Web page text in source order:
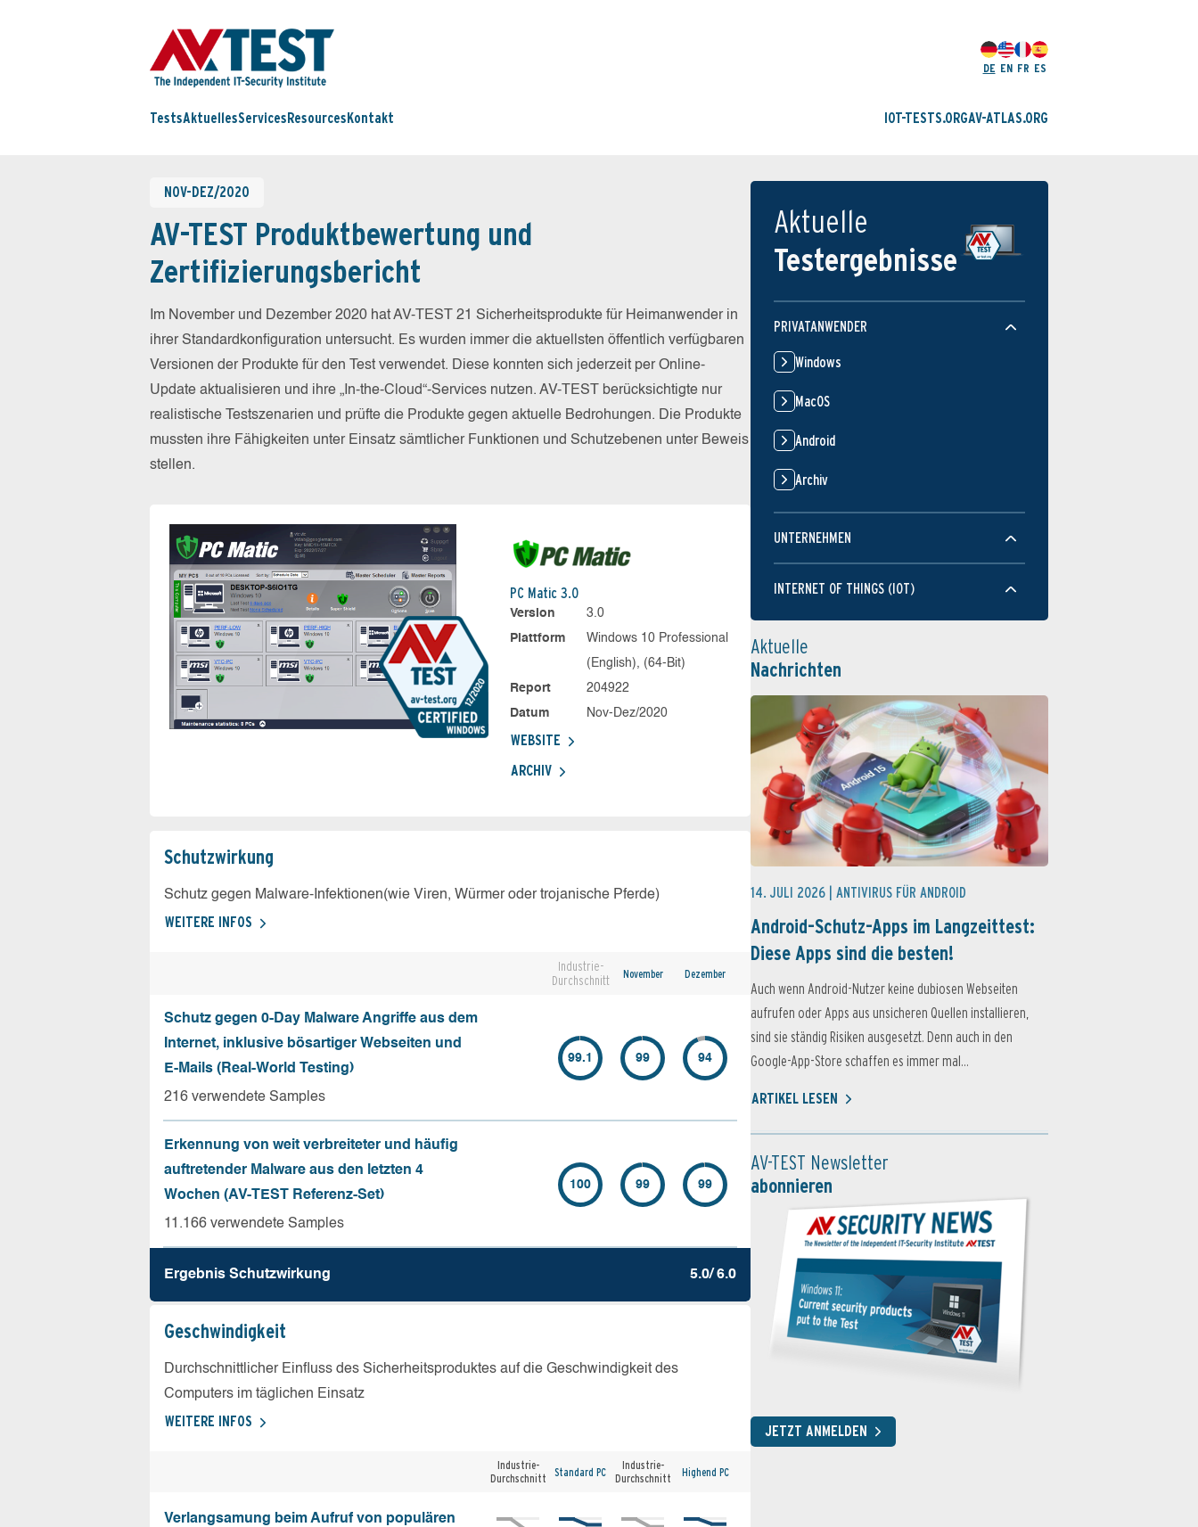
DE EN FR ES
TestsAktuellesServices Resources Kontakt IOT-TESTS.ORGAV-ATLAS.ORG
NOV-DEZ/2020
AV-TEST Produktbewertung und
Zertifizierungsbericht
Im November und Dezember 2020 hat AV-TEST 21 Sicherheitsprodukte für Heimanwender in
ihrer Standardkonfiguration untersucht. Es wurden immer die aktuellsten öffentlich verfügbaren
Versionen der Produkte für den Test verwendet. Diese konnten sich jederzeit per Online-
Update aktualisieren und ihre „In-the-Cloud“-Services nutzen. AV-TEST berücksichtigte nur
realistische Testszenarien und prüfte die Produkte gegen aktuelle Bedrohungen. Die Produkte
mussten ihre Fähigkeiten unter Einsatz sämtlicher Funktionen und Schutzebenen unter Beweis
stellen.
PC Matic 3.0
Version
3.0
Plattform
Windows 10 Professional
(English), (64-Bit)
Report
204922
Datum
Nov-Dez/2020
WEBSITE
ARCHIV
Schutz­wirkung
Schutz gegen Malware-Infektionen(wie Viren, Würmer oder trojanische Pferde)
WEITERE INFOS
Industrie-
Durchschnitt
November Dezember
Schutz gegen 0-Day Malware Angriffe aus dem
Internet, inklusive bösartiger Webseiten und
E-Mails (Real-World Testing)
216 verwendete Samples
99.1 99 94
Erkennung von weit verbreiteter und häufig
auftretender Malware aus den letzten 4
Wochen (AV-TEST Referenz-Set)
11.166 verwendete Samples
100 99 99
Ergebnis Schutz­wirkung 5.0/ 6.0
Geschw­indigkeit
Durchschnittlicher Einfluss des Sicherheitsproduktes auf die Geschwindigkeit des
Computers im täglichen Einsatz
WEITERE INFOS
Industrie-
Durchschnitt
Standard PC
Industrie-
Durchschnitt
Highend PC
Verlangsamung beim Aufruf von populären
Aktuelle
Testergebnisse
PRIVATANWENDER
Windows
MacOS
Android
Archiv
UNTERNEHMEN
INTERNET OF THINGS (IOT)
Aktuelle
Nachrichten
14. JULI 2026 | ANTIVIRUS FÜR ANDROID
Android-Schutz-Apps im Langzeittest:
Diese Apps sind die besten!
Auch wenn Android-Nutzer keine dubiosen Webseiten
aufrufen oder Apps aus unsicheren Quellen installieren,
sind sie ständig Risiken ausgesetzt. Denn auch in den
Google-App-Store schaffen es immer mal...
ARTIKEL LESEN
AV-TEST Newsletter
abonnieren
JETZT ANMELDEN